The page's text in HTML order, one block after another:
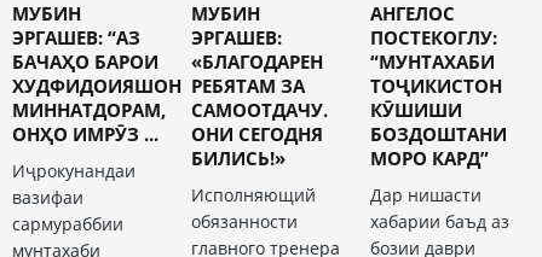
МУБИН
ЭРГАШЕВ: “АЗ
БАЧАҲО БАРОИ
ХУДФИДОИЯШОН
МИННАТДОРАМ,
ОНҲО ИМРӮЗ ...
Иҷрокунандаи
вазифаи
сармураббии
мунтахаби
МУБИН
ЭРГАШЕВ:
«БЛАГОДАРЕН
РЕБЯТАМ ЗА
САМООТДАЧУ.
ОНИ СЕГОДНЯ
БИЛИСЬ!»
Исполняющий
обязанности
главного тренера
АНГЕЛОС
ПОСТЕКОГЛУ:
“МУНТАХАБИ
ТОҶИКИСТОН
КӮШИШИ
БОЗДОШТАНИ
МОРО КАРД”
Дар нишасти
хабарии баъд аз
бозии даври